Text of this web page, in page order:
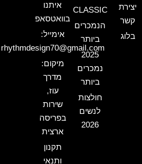
יצירת
קשר
בלוג
CLASSIC
הנמכרים
ביותר
2025
נמכרים
ביותר
חולצות
לנשים
2026
איתנו
בוואטסאפ
אימייל:
rhythmdesign70@gmail.com
מיקום:
מדרך
עוז,
שירות
בפריסה
ארצית
תקנון
ותנאי